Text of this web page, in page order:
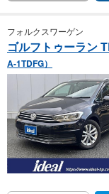
フォルクスワーゲン
ゴルフトゥーラン
A-1TDFG）